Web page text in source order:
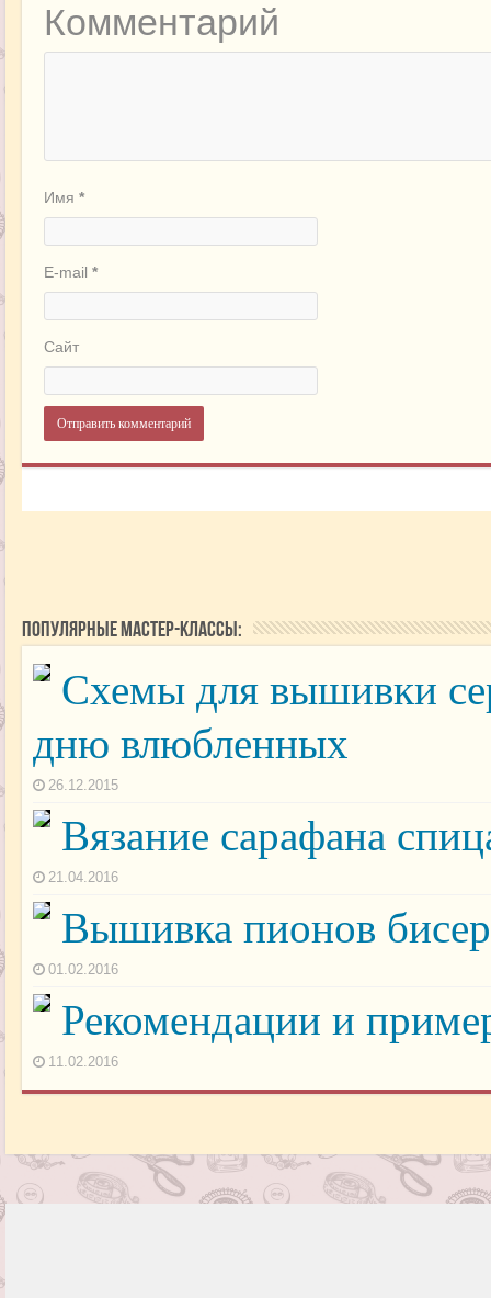
Комментарий
Имя *
E-mail *
Сайт
Популярные мастер-классы:
Схемы для вышивки
дню влюбленных
26.12.2015
Вязание сарафана
21.04.2016
Вышивка пионов
01.02.2016
Рекомендации и
11.02.2016